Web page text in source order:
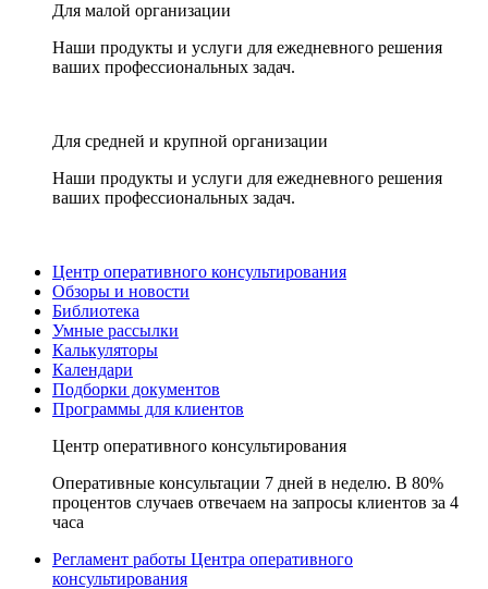
Для малой организации
Наши продукты и услуги для ежедневного решения
ваших профессиональных задач.
Для средней и крупной организации
Наши продукты и услуги для ежедневного решения
ваших профессиональных задач.
Центр оперативного консультирования
Обзоры и новости
Библиотека
Умные рассылки
Калькуляторы
Календари
Подборки документов
Программы для клиентов
Центр оперативного консультирования
Оперативные консультации 7 дней в неделю. В 80%
процентов случаев отвечаем на запросы клиентов за 4
часа
Регламент работы Центра оперативного
консультирования